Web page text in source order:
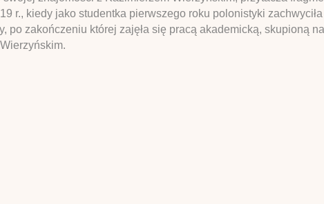
r., kiedy jako studentka pierwszego roku polonistyki
po zakończeniu której zajęła się pracą akademicką, skupioną